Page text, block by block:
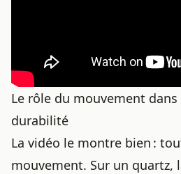
Le rôle du mouvement
durabilité
La vidéo le montre bien :
mouvement. Sur un quartz,